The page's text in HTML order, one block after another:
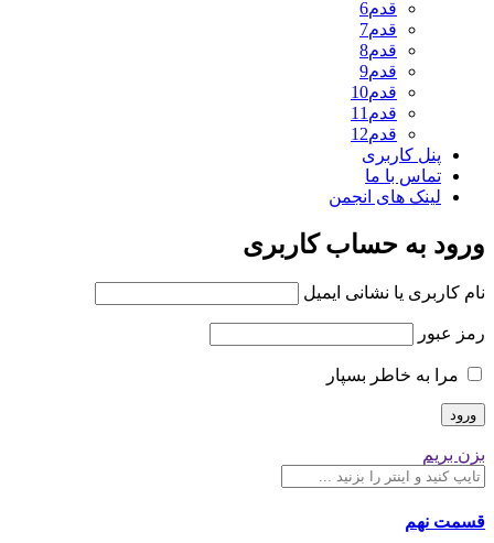
قدم6
قدم7
قدم8
قدم9
قدم10
قدم11
قدم12
پنل کاربری
تماس با ما
لینک های انجمن
ورود به حساب کاربری
نام کاربری یا نشانی ایمیل
رمز عبور
مرا به خاطر بسپار
بزن بریم
قسمت نهم